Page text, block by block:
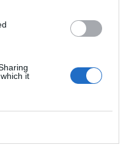
it
Francia, il Marsiglia